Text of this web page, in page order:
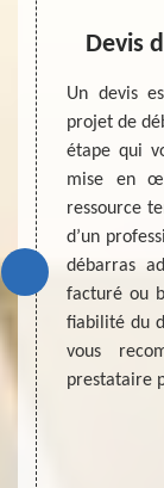
il
à la
les
une
de
des
vous
Devis
Un devis
projet de
étape qui
mise en
ressource
d’un
débarras
facturé ou
fiabilité du
vous
prestataire